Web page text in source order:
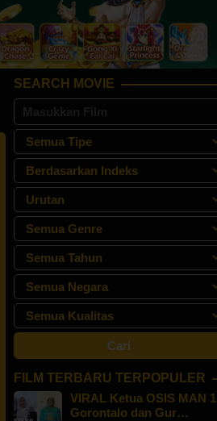
SEARCH MOVIE
FILM TERBARU TERPOPULER
VIRAL Ketua OSIS MAN 1
Gorontalo dan Gur…